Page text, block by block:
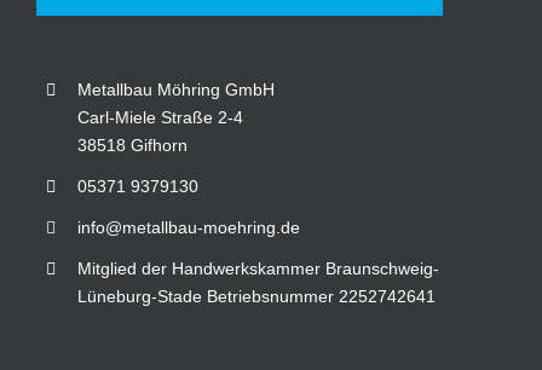
Metallbau Möhring GmbH
Carl-Miele Straße 2-4
38518 Gifhorn
05371 9379130
info@metallbau-moehring.de
Mitglied der Handwerkskammer Braunschweig-
Lüneburg-Stade Betriebsnummer 2252742641